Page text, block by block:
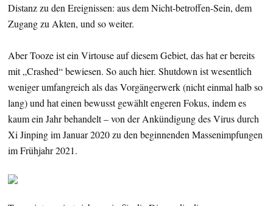
Distanz zu den Ereignissen: aus dem Nicht-betroffen-Sein, dem
Zugang zu Akten, und so weiter.
Aber Tooze ist ein Virtouse auf diesem Gebiet, das hat er bereits
mit „Crashed“ bewiesen. So auch hier. Shutdown ist wesentlich
weniger umfangreich als das Vorgängerwerk (nicht einmal halb so
lang) und hat einen bewusst gewählt engeren Fokus, indem es
kaum ein Jahr behandelt – von der Ankündigung des Virus durch
Xi Jinping im Januar 2020 zu den beginnenden Massenimpfungen
im Frühjahr 2021.